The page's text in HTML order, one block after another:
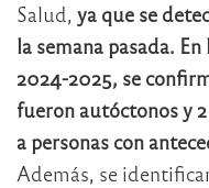
Salud, ya que se
la semana pasada.
2024-2025, se
fueron autóctonos y
a personas con
Además, se